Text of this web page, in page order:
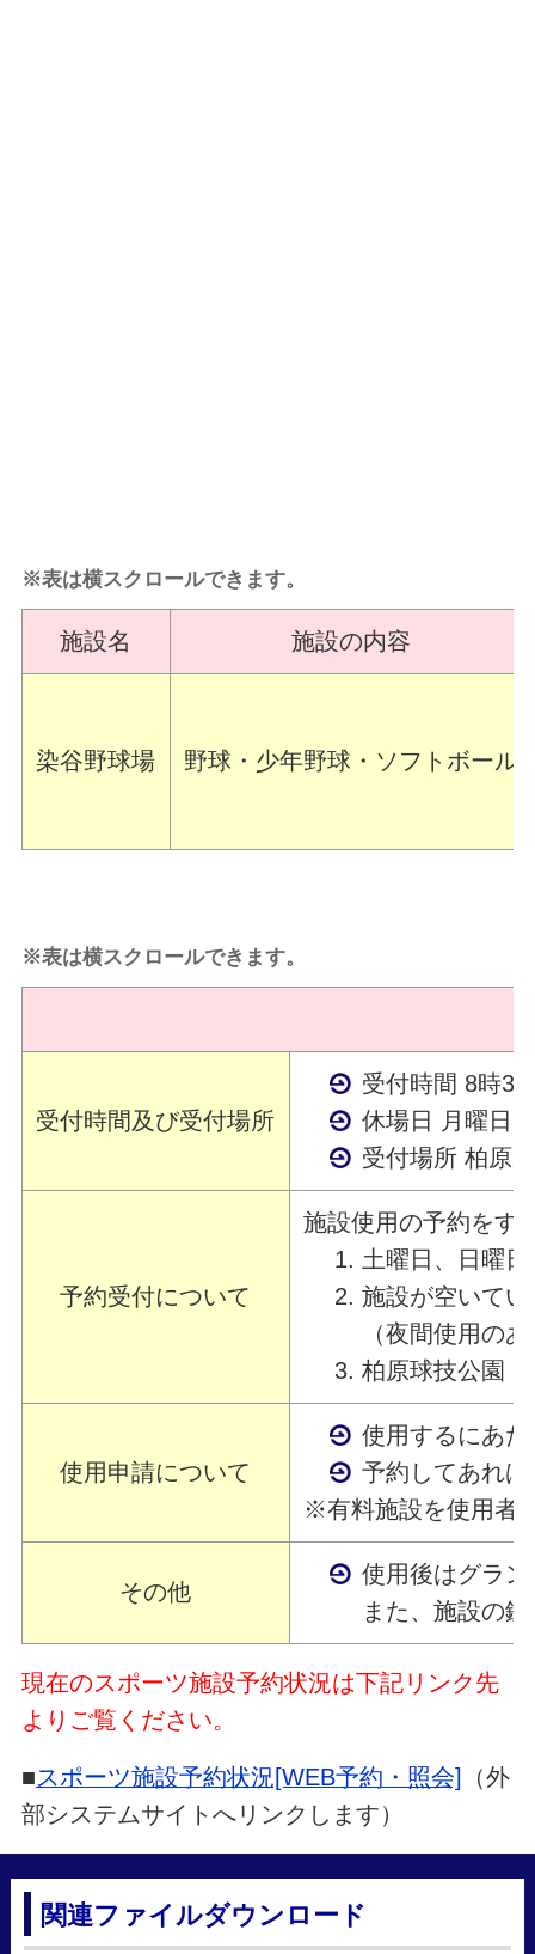
※表は横スクロールできます。
施設名 施設の内容
染谷野球場 野球・少年野球・ソフトボール
※表は横スクロールできます。
受付時間及び受付場所
受付時間 8時30
休場日 月曜日
受付場所 柏原
予約受付について
施設使用の予約をす
土曜日、日曜
施設が空いて
（夜間使用の
柏原球技公園
使用申請について
使用するにあ
予約してあれ
※有料施設を使用者
その他
使用後はグラ
また、施設の
現在のスポーツ施設予約状況は下記リンク先
よりご覧ください。
■スポーツ施設予約状況[WEB予約・照会]
（外
部システムサイトへリンクします）
関連ファイルダウンロード